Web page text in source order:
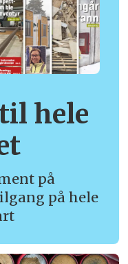
hele
på
på hele